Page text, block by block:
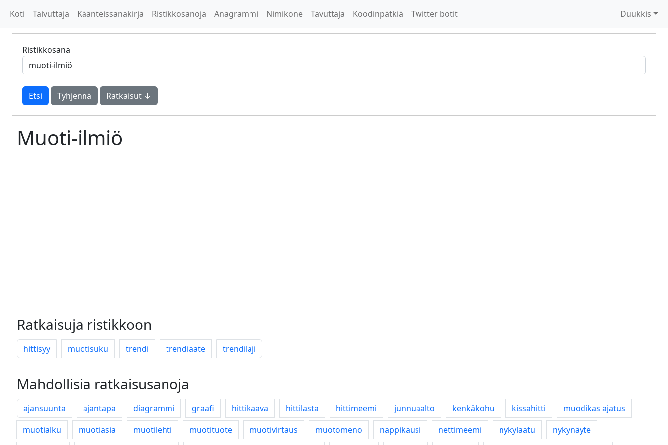
Koti Taivuttaja Käänteissanakirja Ristikkosanoja Anagrammi Nimikone Tavuttaja Koodinpätkiä Twitter botit Duukkis
Ristikkosana
Tyhjennä Ratkaisut ↓
Muoti-ilmiö
Ratkaisuja ristikkoon
hittisyy muotisuku trendi trendiaate trendilaji
Mahdollisia ratkaisusanoja
ajansuunta ajantapa diagrammi graafi hittikaava hittilasta hittimeemi junnuaalto kenkäkohu kissahitti
muodikas ajatus
muotialku
muotiasia muotilehti muotituote muotivirtaus muotomeno nappikausi nettimeemi nykylaatu nykynäyte